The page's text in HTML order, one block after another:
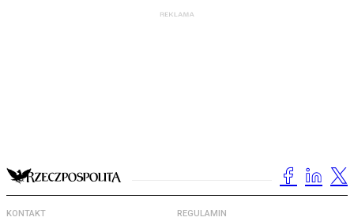
KONTAKT REGULAMIN